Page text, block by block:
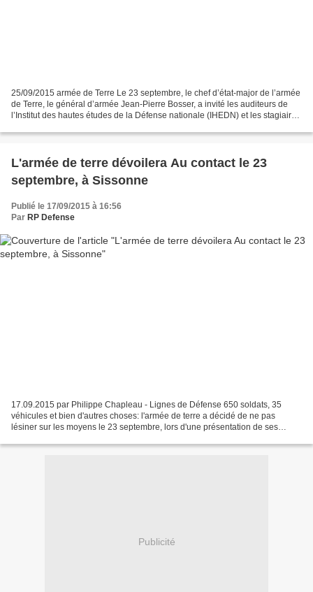
25/09/2015 armée de Terre Le 23 septembre, le chef d’état-major de l’armée
de Terre, le général d’armée Jean-Pierre Bosser, a invité les auditeurs de
l’Institut des hautes études de la Défense nationale (IHEDN) et les stagiaires
L'armée de terre dévoilera Au contact le 23
septembre, à Sissonne
Publié le 17/09/2015 à 16:56
Par RP Defense
17.09.2015 par Philippe Chapleau - Lignes de Défense 650 soldats, 35
véhicules et bien d'autres choses: l'armée de terre a décidé de ne pas
lésiner sur les moyens le 23 septembre, lors d'une présentation de ses
Publicité